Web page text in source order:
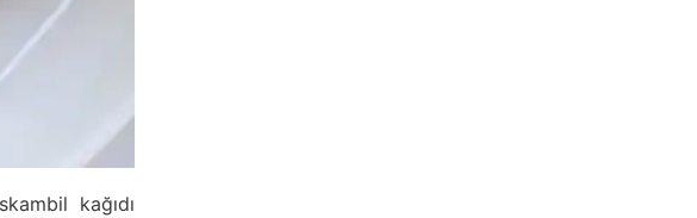
kağıdı